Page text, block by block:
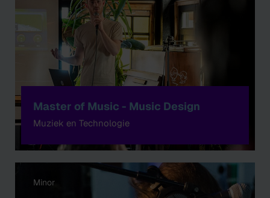
Master of Music - Music Design
Muziek en Technologie
Minor